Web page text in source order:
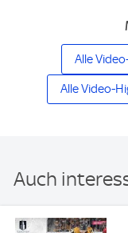
Alle
Alle Video-
Auch